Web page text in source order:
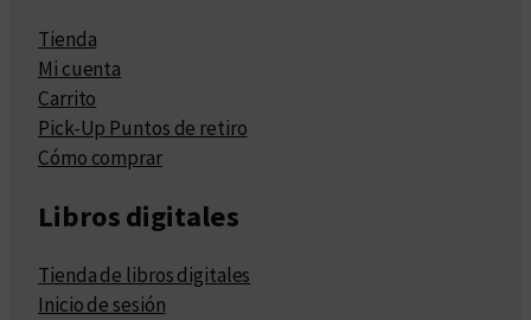
Tienda
Mi cuenta
Carrito
Pick-Up Puntos de retiro
Cómo comprar
Libros digitales
Tienda de libros digitales
Inicio de sesión